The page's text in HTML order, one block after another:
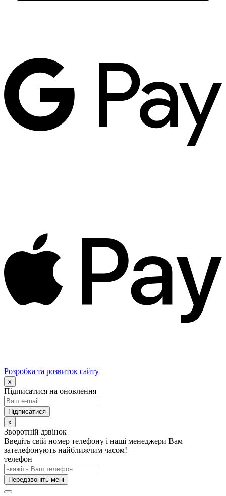
Розробка та розвиток сайту
x
Підписатися на оновлення
x
Зворотній дзвінок
Введіть свій номер телефону і наші менеджери Вам
зателефонують найближчим часом!
телефон
Передзвоніть мені